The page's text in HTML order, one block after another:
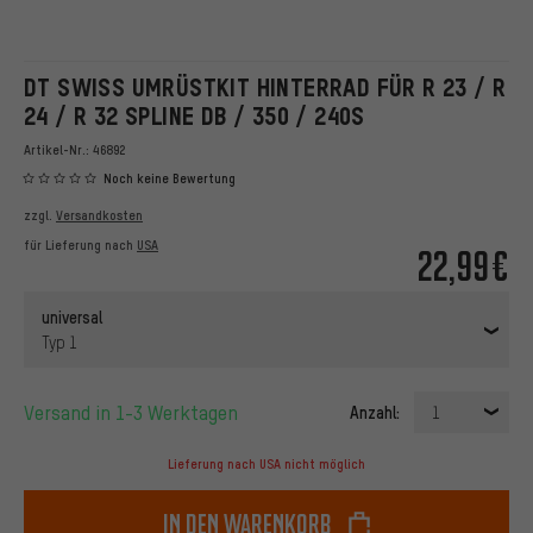
DT SWISS UMRÜSTKIT HINTERRAD FÜR R 23 / R
24 / R 32 SPLINE DB / 350 / 240S
Artikel-Nr.: 46892
Noch keine Bewertung
22,99€
zzgl. Versandkosten
für Lieferung nach USA
universal
Typ 1
Versand in 1-3 Werktagen Anzahl: 1
Lieferung nach USA nicht möglich
In den Warenkorb